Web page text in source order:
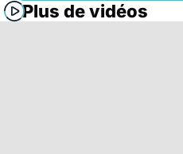
Plus de vidéos